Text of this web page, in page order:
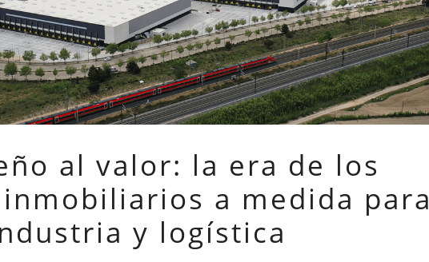
al valor: la era de los
a medida para
y logística